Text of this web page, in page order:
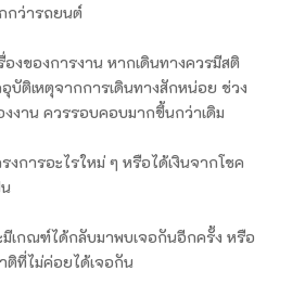
กว่ารถยนต์
องของการงาน หากเดินทางควรมีสติ
อุบัติเหตุจากการเดินทางสักหน่อย ช่วง
งงาน ควรรอบคอบมากขึ้นกว่าเดิม
งการอะไรใหม่ ๆ หรือได้เงินจากโชค
เกณฑ์ได้กลับมาพบเจอกันอีกครั้ง หรือ
ติที่ไม่ค่อยได้เจอกัน